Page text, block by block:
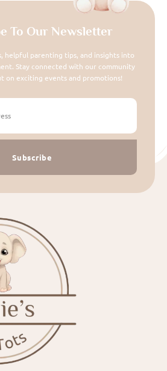
To Our Newsletter
helpful parenting tips, and insights into
Stay connected with our community
on exciting events and promotions!
Subscribe